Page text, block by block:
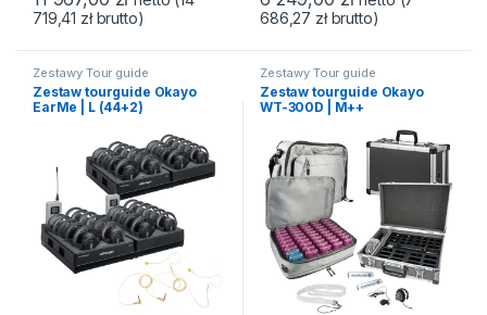
719,41 złbrutto)
686,27 złbrutto)
Zestawy Tour guide
Zestaw tourguide Okayo
EarMe | L (44+2)
Zestawy Tour guide
Zestaw tourguide Okayo
WT-300D | M++